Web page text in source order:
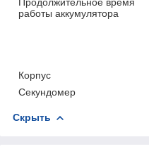
работы аккумулятора
Корпус
Секундомер
Скрыть